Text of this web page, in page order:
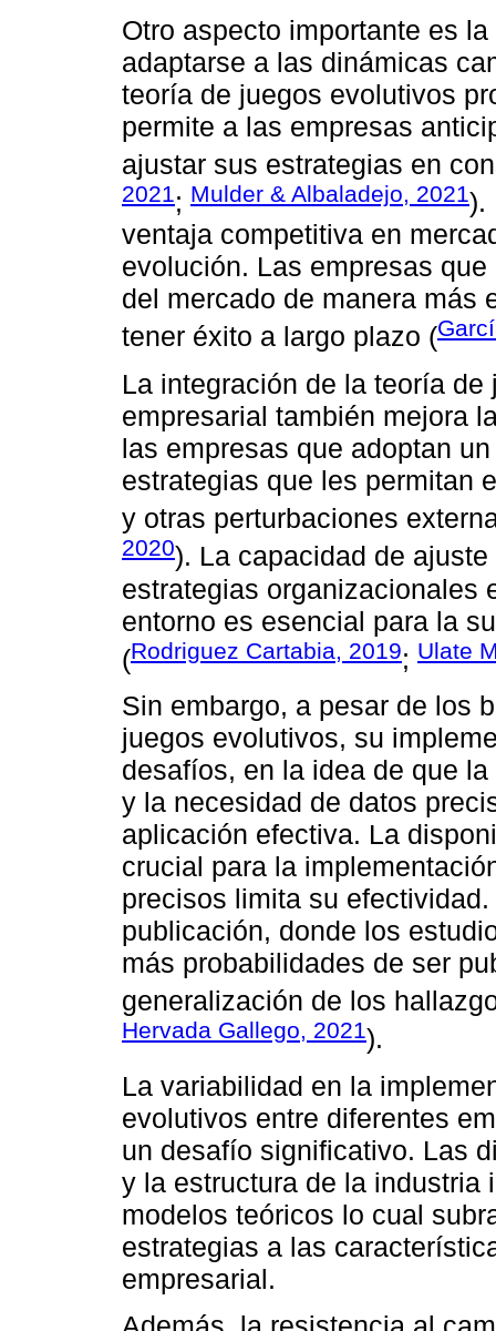
Otro aspecto importante es
adaptarse a las dinámicas
teoría de juegos evolutivos
permite a las empresas
ajustar sus estrategias en
2021; Mulder & Albaladejo, 2021).
ventaja competitiva en
evolución. Las empresas
del mercado de manera más
tener éxito a largo plazo (
La integración de la teoría
empresarial también mejora
las empresas que adoptan
estrategias que les permitan
y otras perturbaciones
2020). La capacidad de
estrategias organizacionales
entorno es esencial para la
(Rodriguez Cartabia, 2019; Ulate
Sin embargo, a pesar de los
juegos evolutivos, su
desafíos, en la idea de que
y la necesidad de datos
aplicación efectiva. La
crucial para la
precisos limita su
publicación, donde los
más probabilidades de ser
generalización de los
Hervada Gallego, 2021).
La variabilidad en la
evolutivos entre diferentes
un desafío significativo. Las
y la estructura de la industria
modelos teóricos lo cual
estrategias a las
empresarial.